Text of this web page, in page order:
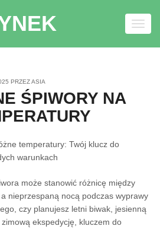
PRZEZASIA
ŚPIWORY NA
temperatury: Twój klucz do
warunkach
może stanowić różnicę między
nieprzespaną nocą podczas wyprawy
czy planujesz letni biwak, jesienną
ekspedycję, kluczem do